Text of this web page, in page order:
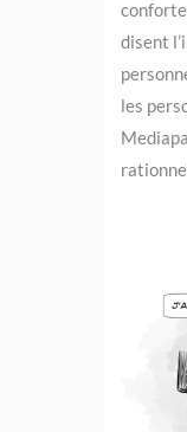
disent
les